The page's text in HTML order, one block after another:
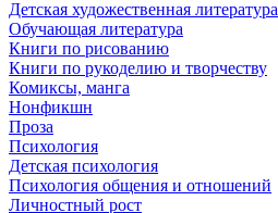
Детская художественная литература
Обучающая литература
Книги по рисованию
Книги по рукоделию и творчеству
Комиксы, манга
Нонфикшн
Проза
Психология
Детская психология
Психология общения и отношений
Личностный рост